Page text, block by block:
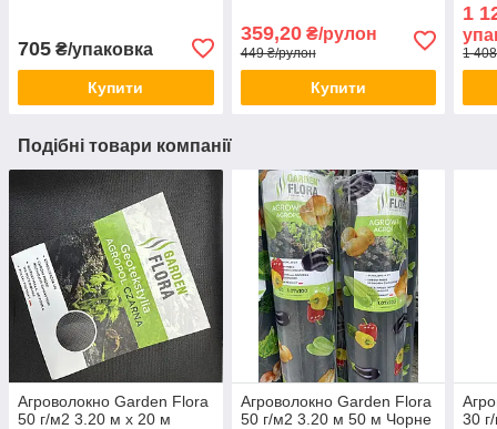
705 ₴/упаковка
Купити
359,20₴/рулон
449 ₴/рулон
Купити
в
1
1
Подібні товари компанії
Агроволокно Garden Flora
50 г/м2 3.20 м х 20 м
Агроволокно Garden Flora
50 г/м2 3.20 м 50 м Чорне
30